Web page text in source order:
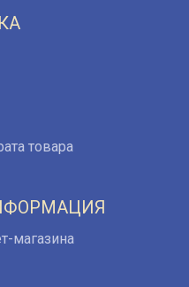
товара
магазина